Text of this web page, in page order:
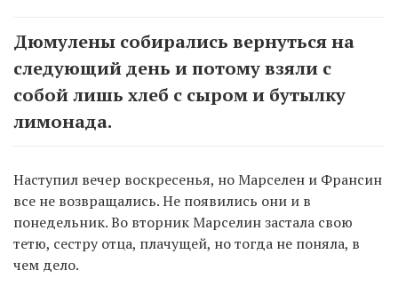
Дюмулены собирались вернуться на
следующий день и потому взяли с
собой лишь хлеб с сыром и бутылку
лимонада.
Наступил вечер воскресенья, но Марселен и Франсин
все не возвращались. Не появились они и в
понедельник. Во вторник Марселин застала свою
тетю, сестру отца, плачущей, но тогда не поняла, в
чем дело.